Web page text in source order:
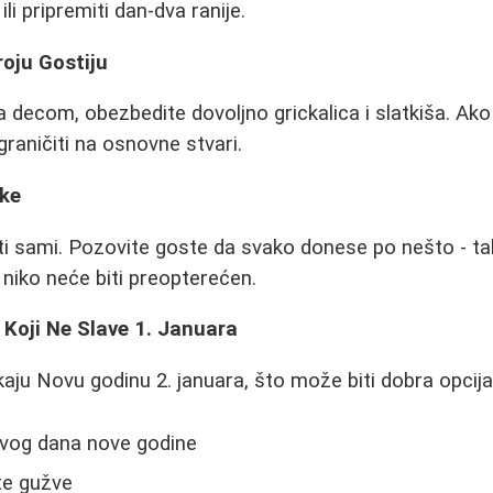
pripremiti dan-dva ranije.
Gostiju
decom, obezbedite dovoljno grickalica i slatkiša.
na osnovne stvari.
sami. Pozovite goste da svako donese po nešto -
neće biti preopterećen.
Ne Slave 1. Januara
Novu godinu 2. januara, što može biti dobra
dana nove godine
gužve